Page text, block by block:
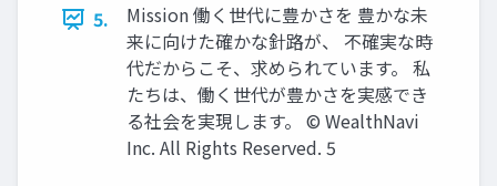
5.
Mission 働く世代に豊かさを 豊かな未
来に向けた確かな針路が、 不確実な時
代だからこそ、求められています。 私
たちは、働く世代が豊かさを実感でき
る社会を実現します。 © WealthNavi
Inc. All Rights Reserved. 5